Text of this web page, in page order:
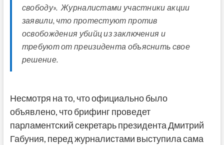
свободу». Журналистами участники акции
заявили, что протестуют против
освобождения убийц из заключения и
требуют от преизидента объяснить свое
решение.
Несмотря на то, что официально было
объявлено, что брифинг проведет
парламентский секретарь президента Дмитрий
Габуния, перед журналистами выступила сама